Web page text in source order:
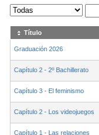
Sus archivos
Título
Graduación 2026
Capítulo 2 - 2º Bachillerato
Capítulo 3 - El feminismo
Capítulo 2 - Los videojuegos
Capítulo 1 - Las relaciones